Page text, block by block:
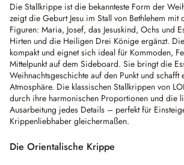
Die Stallkrippe ist die bekannteste Form der
zeigt die Geburt Jesu im Stall von Bethlehem mit
Figuren: Maria, Josef, das Jesuskind, Ochs und
Hirten und die Heiligen Drei Könige ergänzt.
kompakt und eignet sich ideal für Kommoden,
Mittelpunkt auf dem Sideboard. Sie bringt die
Weihnachtsgeschichte auf den Punkt und schafft
Atmosphäre. Die klassischen Stallkrippen von
durch ihre harmonischen Proportionen und die
Ausarbeitung jedes Details – perfekt für
Krippenliebhaber gleichermaßen.
Die Orientalische Krippe